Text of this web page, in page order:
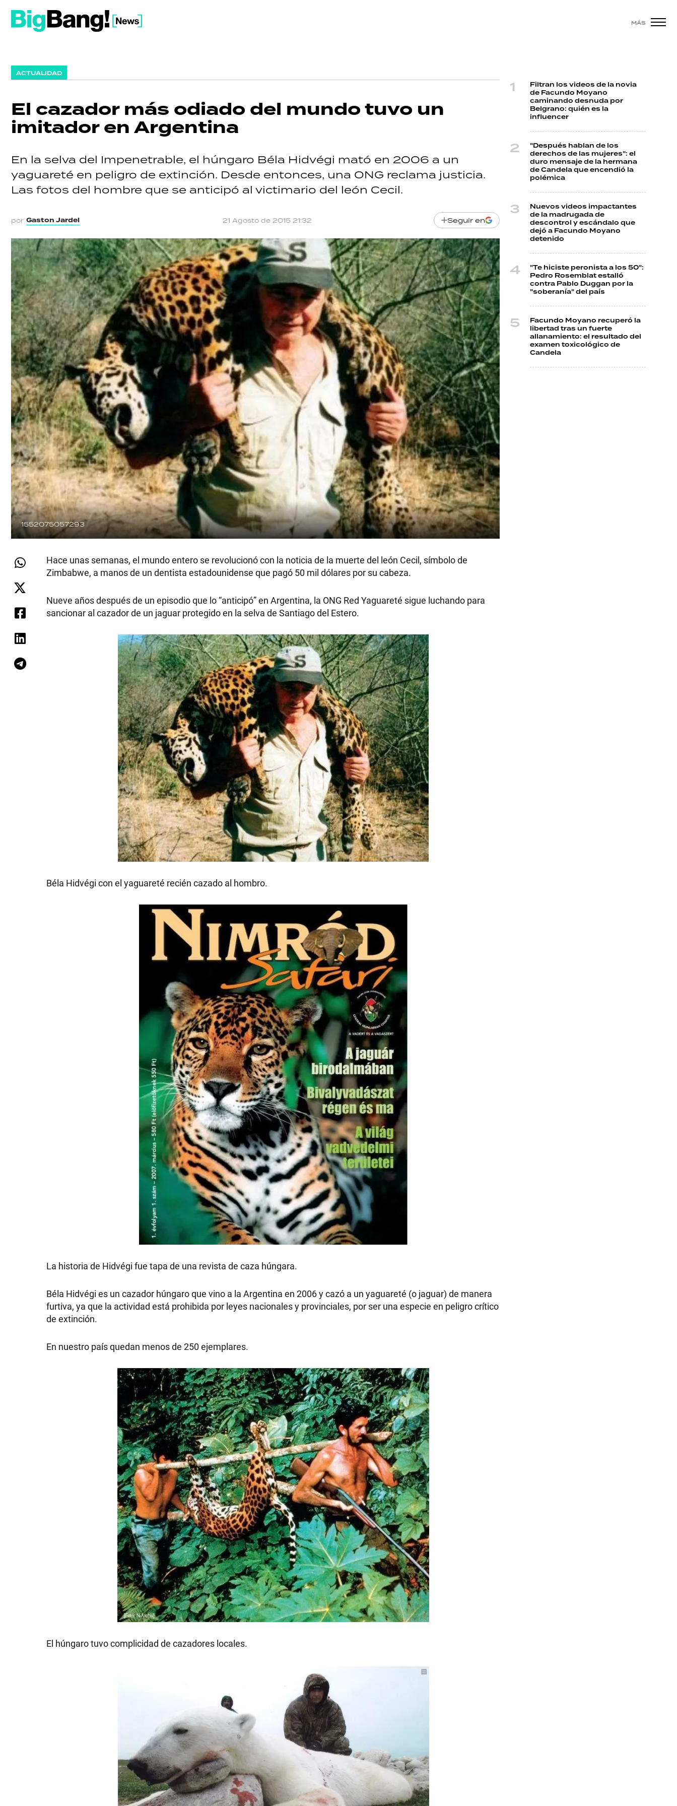
MÁS
ACTUALIDAD
El cazador más odiado del mundo tuvo un
imitador en Argentina
En la selva del Impenetrable, el húngaro Béla Hidvégi mató en 2006 a un
yaguareté en peligro de extinción. Desde entonces, una ONG reclama justicia.
Las fotos del hombre que se anticipó al victimario del león Cecil.
por Gaston Jardel 21 Agosto de 2015 21:32 Seguir en
1552075057293
Hace unas semanas, el mundo entero se revolucionó con la noticia de la muerte del león Cecil, símbolo de
Zimbabwe, a manos de un dentista estadounidense que pagó 50 mil dólares por su cabeza.
Nueve años después de un episodio que lo “anticipó” en Argentina, la ONG Red Yaguareté sigue luchando para
sancionar al cazador de un jaguar protegido en la selva de Santiago del Estero.
Béla Hidvégi con el yaguareté recién cazado al hombro.
La historia de Hidvégi fue tapa de una revista de caza húngara.
Béla Hidvégi es un cazador húngaro que vino a la Argentina en 2006 y cazó a un yaguareté (o jaguar) de manera
furtiva, ya que la actividad está prohibida por leyes nacionales y provinciales, por ser una especie en peligro crítico
de extinción.
En nuestro país quedan menos de 250 ejemplares.
El húngaro tuvo complicidad de cazadores locales.
Filtran los videos de la novia
de Facundo Moyano
caminando desnuda por
Belgrano: quién es la
influencer
"Después hablan de los
derechos de las mujeres": el
duro mensaje de la hermana
de Candela que encendió la
polémica
Nuevos videos impactantes
de la madrugada de
descontrol y escándalo que
dejó a Facundo Moyano
detenido
"Te hiciste peronista a los 50":
Pedro Rosemblat estalló
contra Pablo Duggan por la
"soberanía" del país
Facundo Moyano recuperó la
libertad tras un fuerte
allanamiento: el resultado del
examen toxicológico de
Candela
POLÍTICA
ACTUALIDAD
POLICIALES
ECONOMÍA
HERMANO
DEPORTES
TECNOLOGÍA
RECETAS
PALABRAS
HORÓSCOPO
Seguinos